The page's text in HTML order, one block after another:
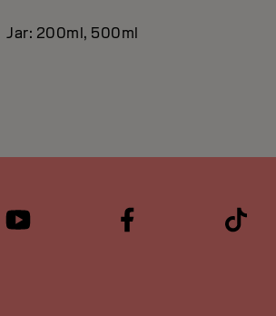
Jar: 200ml, 500ml